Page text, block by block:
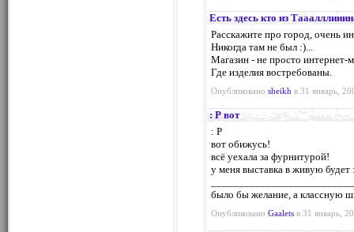
Есть здесь кто из
Расскажите про город, очень
Никогда там не был :)...
Магазин - не просто интернет-
Где изделия востребованы.
Опубликовано sheikh в 31 январь,
: Р вот
: Р
вот обижусь!
всё уехала за фурнитурой!
у меня выставка в живую будет
было бы желание, а классную
Опубликовано Gaalets в 31 январь,